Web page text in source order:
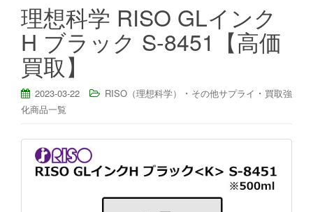
理想科学 RISO GLインク
H ブラック S-8451【高価
買取】
2023-03-22 RISO（理想科学） ・ その他サプライ ・ 買取強
化商品一覧